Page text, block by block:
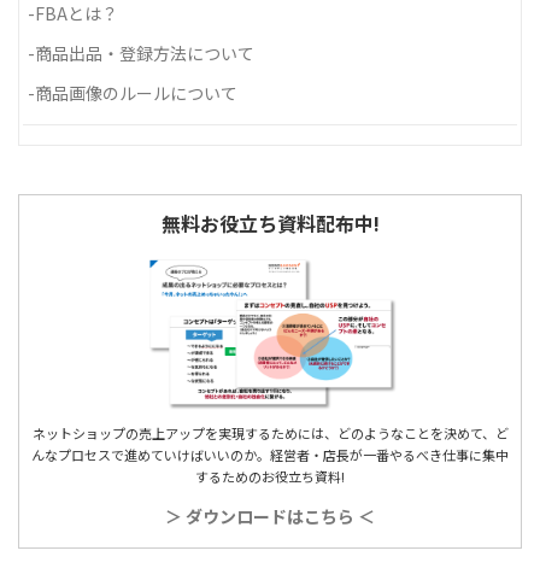
-FBAとは？
-商品出品・登録方法について
-商品画像のルールについて
無料お役立ち資料配布中!
ネットショップの売上アップを実現するためには、どのようなことを決めて、ど
んなプロセスで進めていけばいいのか。経営者・店長が一番やるべき仕事に集中
するためのお役立ち資料!
＞ ダウンロードはこちら ＜